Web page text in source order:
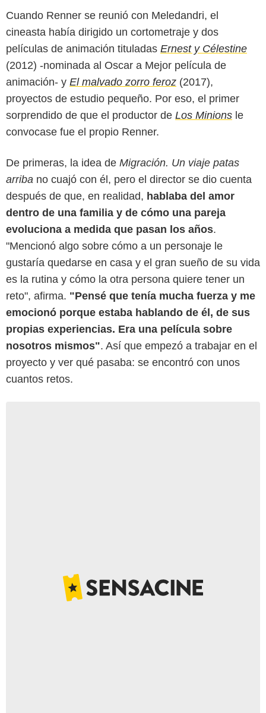
Cuando Renner se reunió con Meledandri, el
cineasta había dirigido un cortometraje y dos
películas de animación tituladas Ernest y Célestine
(2012) -nominada al Oscar a Mejor película de
animación- y El malvado zorro feroz (2017),
proyectos de estudio pequeño. Por eso, el primer
sorprendido de que el productor de Los Minions le
convocase fue el propio Renner.
De primeras, la idea de Migración. Un viaje patas
arriba no cuajó con él, pero el director se dio cuenta
después de que, en realidad, hablaba del amor
dentro de una familia y de cómo una pareja
evoluciona a medida que pasan los años.
"Mencionó algo sobre cómo a un personaje le
gustaría quedarse en casa y el gran sueño de su vida
es la rutina y cómo la otra persona quiere tener un
reto", afirma. "Pensé que tenía mucha fuerza y me
emocionó porque estaba hablando de él, de sus
propias experiencias. Era una película sobre
nosotros mismos". Así que empezó a trabajar en el
proyecto y ver qué pasaba: se encontró con unos
cuantos retos.